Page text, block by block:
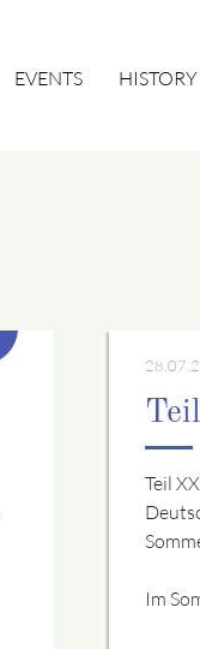
EVENTS HISTORY
Teil
Im